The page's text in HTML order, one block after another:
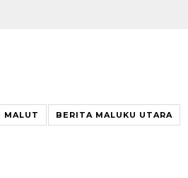
MALUT BERITA MALUKU UTARA